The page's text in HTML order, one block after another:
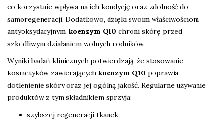
co korzystnie wpływa na ich kondycję oraz zdolność do
samoregeneracji. Dodatkowo, dzięki swoim właściwościom
antyoksydacyjnym, koenzym Q10 chroni skórę przed
szkodliwym działaniem wolnych rodników.
Wyniki badań klinicznych potwierdzają, że stosowanie
kosmetyków zawierających koenzym Q10 poprawia
dotlenienie skóry oraz jej ogólną jakość. Regularne używanie
produktów z tym składnikiem sprzyja:
szybszej regeneracji tkanek,